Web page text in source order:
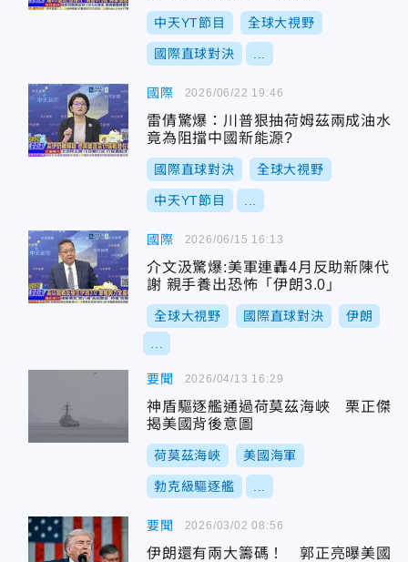
中天YT節目 全球大視野
國際直球對決
國際
雷倩驚爆：川普狠抽荷姆茲兩成油水
竟為阻擋中國新能源?
國際直球對決 全球大視野
中天YT節目
2026/06/22 19:46
國際
介文汲驚爆:美軍連轟4月反助新陳代
謝 親手養出恐怖「伊朗3.0」
全球大視野 國際直球對決 伊朗
2026/06/15 16:13
要聞
神盾驅逐艦通過荷莫茲海峽 栗正傑
揭美國背後意圖
荷莫茲海峽 美國海軍
勃克級驅逐艦
2026/04/13 16:29
要聞
伊朗還有兩大籌碼！ 郭正亮曝美國
2026/03/02 08:56